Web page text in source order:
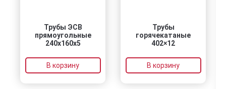
Трубы ЭСВ
прямоугольные
240х160х5
В корзину
Трубы
горячекатаные
402×12
В корзину